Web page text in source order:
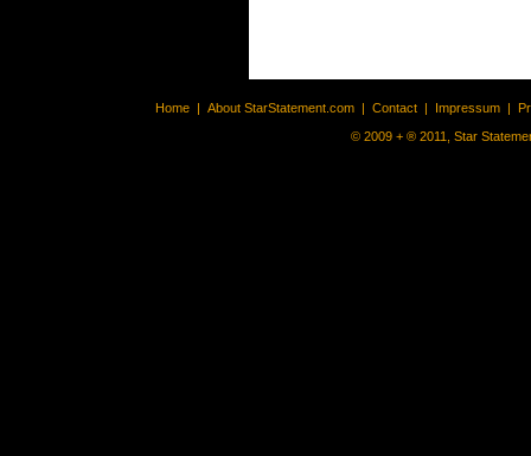
Home | About StarStatement.com | Contact | Impressum |
© 2009 + ® 2011, Star